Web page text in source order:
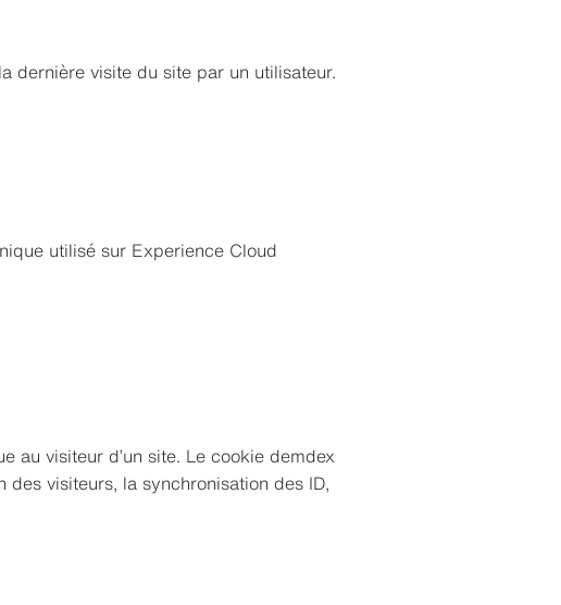
dernière visite du site par un utilisateur.
utilisé sur Experience Cloud
au visiteur d’un site. Le cookie demdex
visiteurs, la synchronisation des ID,